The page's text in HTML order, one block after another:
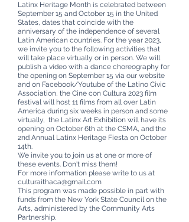
Latinx Heritage Month is celebrated between
September 15 and October 15 in the United
States, dates that coincide with the
anniversary of the independence of several
Latin American countries. For the year 2023,
we invite you to the following activities that
will take place virtually or in person. We will
publish a video with a dance choreography for
the opening on September 15 via our website
and on Facebook/Youtube of the Latino Civic
Association, the Cine con Cultura 2023 film
festival will host 11 films from all over Latin
America during six weeks in person and some
virtually, the Latinx Art Exhibition will have its
opening on October 6th at the CSMA, and the
2nd Annual Latinx Heritage Fiesta on October
14th.
We invite you to join us at one or more of
these events. Don't miss them!
For more information please write to us at
culturaithaca@gmail.com
This program was made possible in part with
funds from the New York State Council on the
Arts, administered by the Community Arts
Partnership.